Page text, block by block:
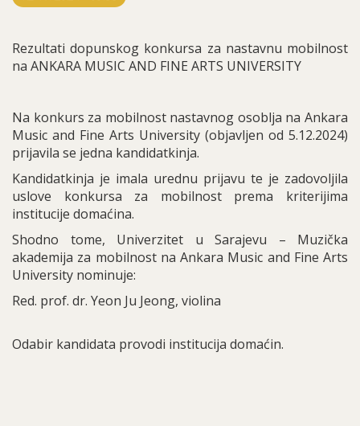
Rezultati dopunskog konkursa za nastavnu mobilnost
na ANKARA MUSIC AND FINE ARTS UNIVERSITY
Na konkurs za mobilnost nastavnog osoblja na Ankara
Music and Fine Arts University (objavljen od 5.12.2024)
prijavila se jedna kandidatkinja.
Kandidatkinja je imala urednu prijavu te je zadovoljila
uslove konkursa za mobilnost prema kriterijima
institucije domaćina.
Shodno tome, Univerzitet u Sarajevu – Muzička
akademija za mobilnost na Ankara Music and Fine Arts
University nominuje:
Red. prof. dr. Yeon Ju Jeong, violina
Odabir kandidata provodi institucija domaćin.